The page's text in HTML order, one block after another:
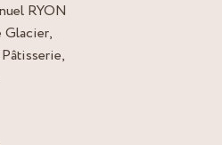
RYON
Glacier,